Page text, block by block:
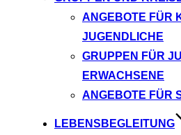
ANGEBOTE FÜR
JUGENDLICHE
GRUPPEN FÜR
ERWACHSENE
ANGEBOTE FÜR
LEBENSBEGLEITUNG